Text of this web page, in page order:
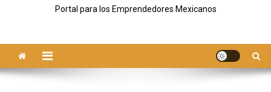
Portal para los Emprendedores Mexicanos